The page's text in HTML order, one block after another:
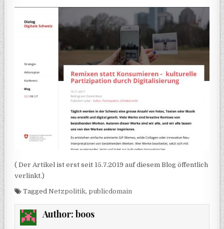
( Der Artikel ist erst seit 15.7.2019 auf diesem Blog öffentlich
verlinkt.)
TaggedNetzpolitik,publicdomain
Author: boos